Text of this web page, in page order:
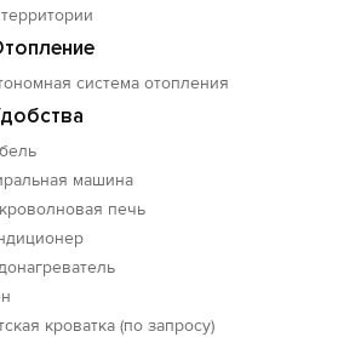
система отопления
машина
печь
кроватка (по запросу)